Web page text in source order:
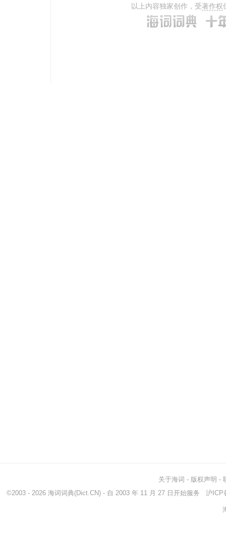
以上内容独家创作，受著作权
关于海词 - 版权声明 -
©2003 - 2026 海词词典(Dict.CN) - 自 2003 年 11 月 27 日开始服务 沪ICP